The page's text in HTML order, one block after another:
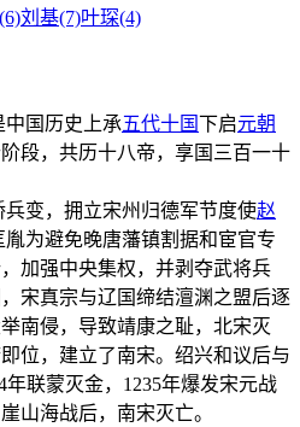
刘基(7)叶琛(4)
中国历史上承五代十国下启元朝
段，共历十八帝，享国三百一十
变，拥立宋州归德军节度使赵
为避免晚唐藩镇割据和宦官专
加强中央集权，并剥夺武将兵
宋真宗与辽国缔结澶渊之盟后逐
南侵，导致靖康之耻，北宋灭
位，建立了南宋。绍兴和议后与
联蒙灭金，1235年爆发宋元战
山海战后，南宋灭亡。